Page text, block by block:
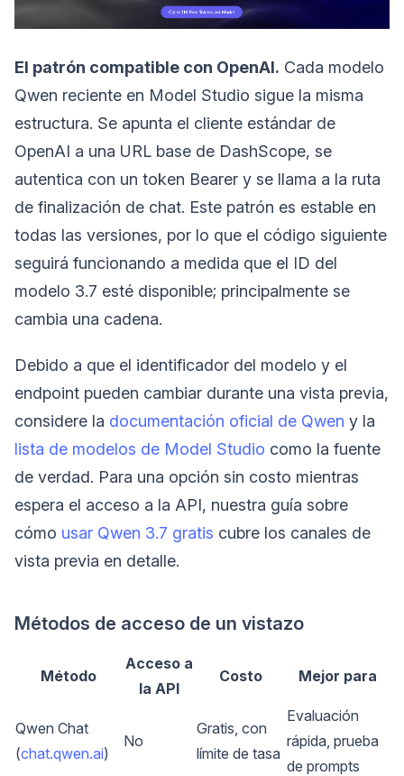
El patrón compatible con OpenAI. Cada modelo
Qwen reciente en Model Studio sigue la misma
estructura. Se apunta el cliente estándar de
OpenAI a una URL base de DashScope, se
autentica con un token Bearer y se llama a la ruta
de finalización de chat. Este patrón es estable en
todas las versiones, por lo que el código siguiente
seguirá funcionando a medida que el ID del
modelo 3.7 esté disponible; principalmente se
cambia una cadena.
Debido a que el identificador del modelo y el
endpoint pueden cambiar durante una vista previa,
considere la documentación oficial de Qwen y la
lista de modelos de Model Studio como la fuente
de verdad. Para una opción sin costo mientras
espera el acceso a la API, nuestra guía sobre
cómo usar Qwen 3.7 gratis cubre los canales de
vista previa en detalle.
Métodos de acceso de un vistazo
Método
Acceso a
la API
Costo Mejor para
Qwen Chat
(chat.qwen.ai)
No
Gratis, con
límite de tasa
Evaluación
rápida, prueba
de prompts